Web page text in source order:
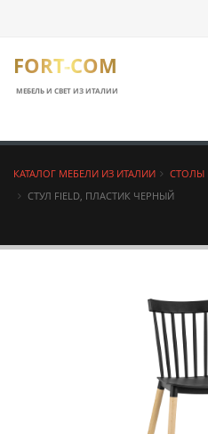
FORT-COM
МЕБЕЛЬ И СВЕТ ИЗ ИТАЛИИ
КАТАЛОГ МЕБЕЛИ ИЗ ИТАЛИИ
СТОЛЫ
СТУЛ FIELD, ПЛАСТИК ЧЕРНЫЙ